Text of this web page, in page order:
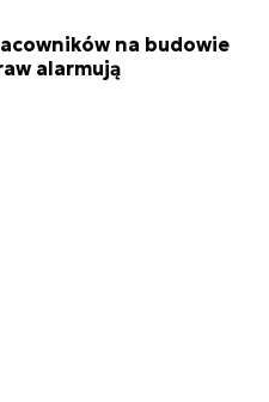
na budowie
alarmują